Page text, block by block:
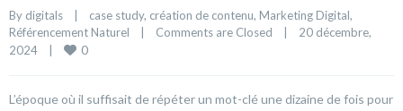
By digitals case study, création de contenu, Marketing Digital
Référencement Naturel
Comments are Closed
20 décembre,
2024
0
L’époque où il suffisait de répéter un mot-clé une dizaine de fois pour